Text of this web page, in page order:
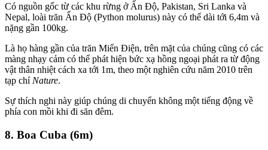
Có nguồn gốc từ các khu rừng ở Ấn Độ, Pakistan, Sri Lanka và
Nepal, loài trăn Ấn Độ (Python molurus) này có thể dài tới 6,4m và
nặng gần 100kg.
Là họ hàng gần của trăn Miến Điện, trên mặt của chúng cũng có các
màng nhạy cảm có thể phát hiện bức xạ hồng ngoại phát ra từ động
vật thân nhiệt cách xa tới 1m, theo một nghiên cứu năm 2010 trên
tạp chí Nature.
Sự thích nghi này giúp chúng di chuyển không một tiếng động về
phía con mồi khi đi săn đêm.
8. Boa Cuba (6m)